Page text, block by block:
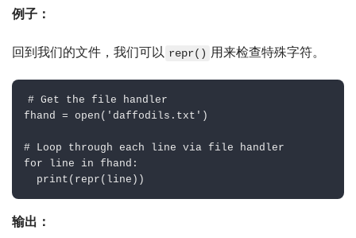
例子：
回到我们的文件，我们可以 repr() 用来检查特殊字符。
# Get the file handler
fhand = open ( 'daffodils.txt' )
# Loop through each line via file handler
for line in fhand :
print ( repr ( line ) )
输出：